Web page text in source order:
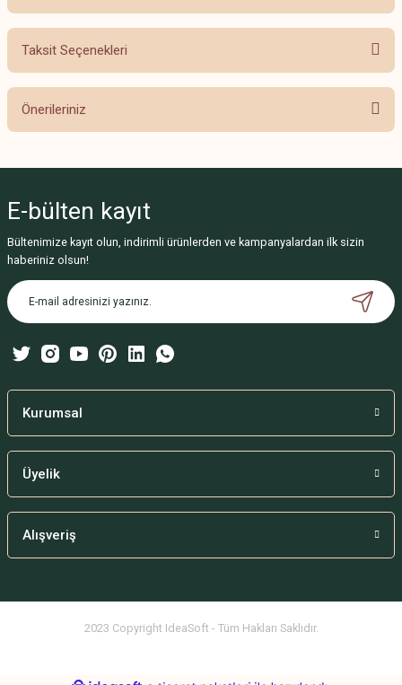
Taksit Seçenekleri
Önerileriniz
Görüş ve önerileriniz için teşekkür ederiz.
Ürün resmi kalitesiz, bozuk veya görüntülenemiyor.
Ürün açıklamasında eksik bilgiler bulunuyor.
Ürün bilgilerinde hatalar bulunuyor.
Bu ürüne benzer farklı alternatifler olmalı.
E-bülten kayıt
Bültenimize kayıt olun, indirimli ürünlerden ve kampanyalardan ilk sizin
haberiniz olsun!
Kurumsal
Üyelik
Alışveriş
2023 Copyright IdeaSoft - Tüm Hakları Saklıdır.